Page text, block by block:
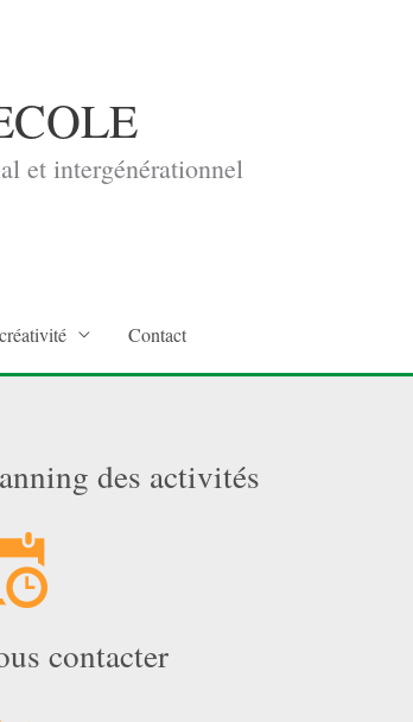
et intergénérationnel
Contact
des activités
contacter